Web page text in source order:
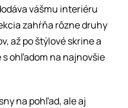
vášmu interiéru
zahŕňa rôzne druhy
až po štýlové skrine a
ohľadom na najnovšie
na pohľad, ale aj